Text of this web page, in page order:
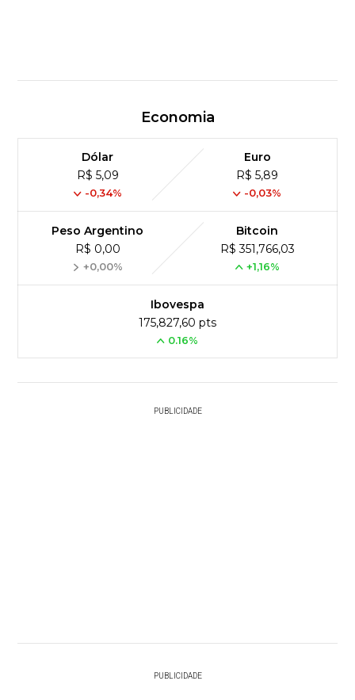
Economia
Dólar
R$ 5,09
-0,34%
Euro
R$ 5,89
-0,03%
Peso Argentino
R$ 0,00
+0,00%
Bitcoin
R$ 351,766,03
+1,16%
Ibovespa
175,827,60 pts
0.16%
PUBLICIDADE
PUBLICIDADE